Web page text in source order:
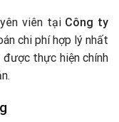
viên tại Công ty
chi phí hợp lý nhất
thực hiện chính